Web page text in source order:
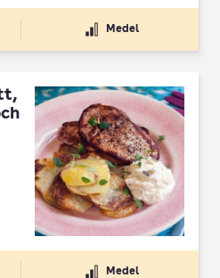
Medel
Medel